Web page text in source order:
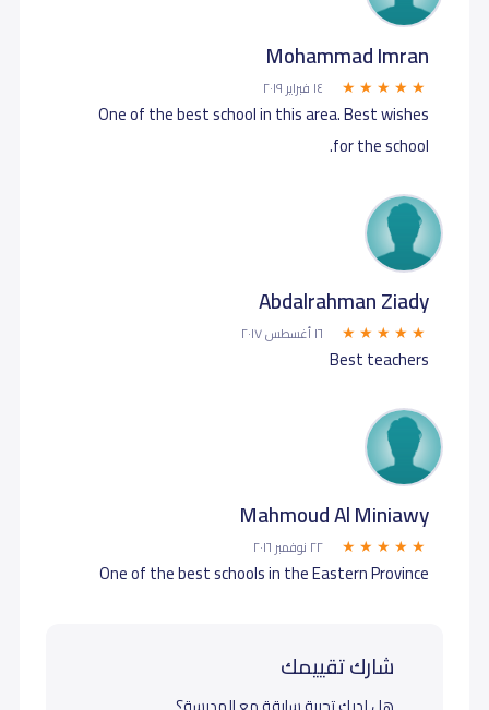
Mohammad Imran
١٤ فبراير ٢٠١٩
One of the best school in this area. Best wishes
for the school.
Abdalrahman Ziady
١٦ أغسطس ٢٠١٧
Best teachers
Mahmoud Al Miniawy
٢٢ نوفمبر ٢٠١٦
One of the best schools in the Eastern Province
شارك تقييمك